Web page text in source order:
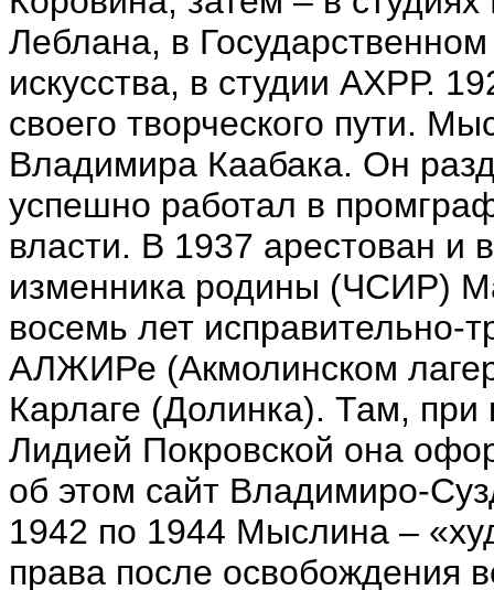
Леблана, в Государственном
искусства, в студии АХРР.
своего творческого пути.
Владимира Каабака. Он
успешно работал в
власти. В 1937 арестован и
изменника родины (ЧСИР)
восемь лет исправительно-
АЛЖИРе (Акмолинском
Карлаге (Долинка). Там, при
Лидией Покровской она
об этом сайт Владимиро-
1942 по 1944 Мыслина –
права после освобождения